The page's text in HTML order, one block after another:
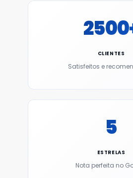
CLIENTES
Satisfeitos e
5
ESTRELAS
Nota perfeita no